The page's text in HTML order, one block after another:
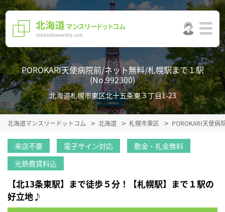
POROKARI天使病院前/ネット無料/札幌駅まで１駅
(No.992300)
北海道札幌市東区北十五条東３丁目1-23
北海道マンスリードットコム 北海道 札幌市東区 POROKARI天使病
来店不要 電子サイン対応
敷金・礼金無料
光熱費賃料込
【北13条東駅】まで徒歩５分！【札幌駅】まで１駅の
好立地♪